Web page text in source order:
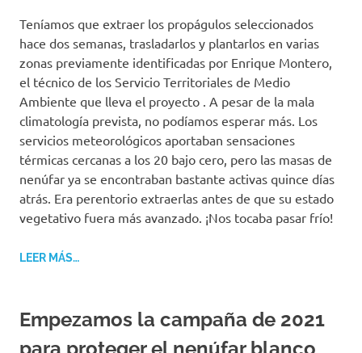
Teníamos que extraer los propágulos seleccionados
hace dos semanas, trasladarlos y plantarlos en varias
zonas previamente identificadas por Enrique Montero,
el técnico de los Servicio Territoriales de Medio
Ambiente que lleva el proyecto . A pesar de la mala
climatología prevista, no podíamos esperar más. Los
servicios meteorológicos aportaban sensaciones
térmicas cercanas a los 20 bajo cero, pero las masas de
nenúfar ya se encontraban bastante activas quince días
atrás. Era perentorio extraerlas antes de que su estado
vegetativo fuera más avanzado. ¡Nos tocaba pasar frío!
LEER MÁS…
Empezamos la campaña de 2021